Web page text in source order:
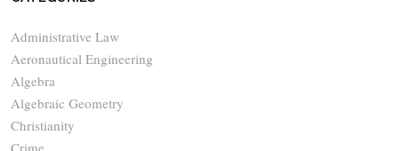
Administrative Law
Aeronautical Engineering
Algebra
Algebraic Geometry
Christianity